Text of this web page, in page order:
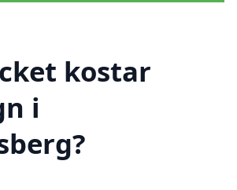
kostar
i